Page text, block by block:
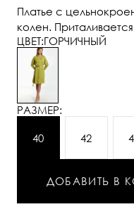
Платье с
колен.
ЦВЕТ:ГОРЧИЧНЫЙ
РАЗМЕР:
40 42
ДОБАВИТЬ В